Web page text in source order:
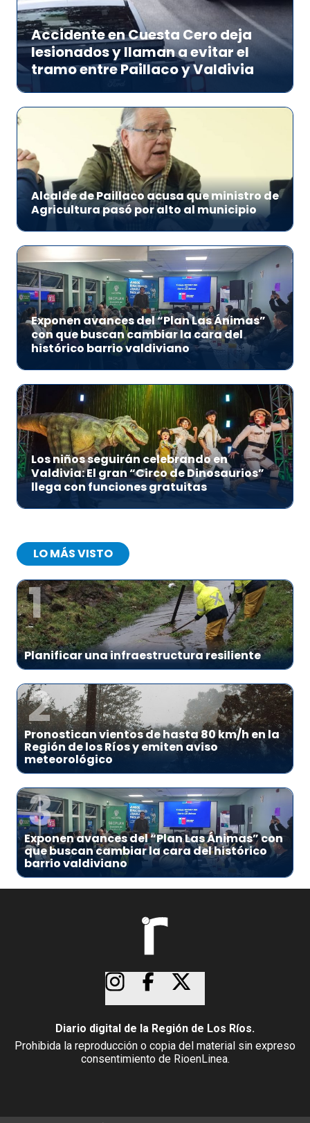
Accidente en Cuesta Cero deja
lesionados y llaman a evitar el
tramo entre Paillaco y Valdivia
Alcalde de Paillaco acusa que ministro de
Agricultura pasó por alto al municipio
Exponen avances del “Plan Las Ánimas”
con que buscan cambiar la cara del
histórico barrio valdiviano
Los niños seguirán celebrando en
Valdivia: El gran “Circo de Dinosaurios”
llega con funciones gratuitas
LO MÁS VISTO
1
Planificar una infraestructura resiliente
2
Pronostican vientos de hasta 80 km/h en la
Región de los Ríos y emiten aviso
meteorológico
3
Exponen avances del “Plan Las Ánimas” con
que buscan cambiar la cara del histórico
barrio valdiviano
Diario digital de la Región de Los Ríos.
Prohibida la reproducción o copia del material sin expreso
consentimiento de RioenLinea.